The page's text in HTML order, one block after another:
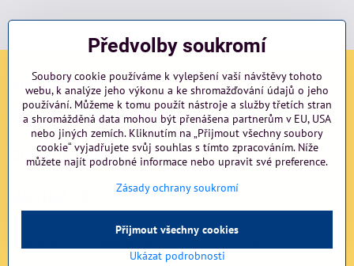
Sociální sítě
Facebook Instagram blog
Důležité odkazy
©2026CopyrightPředvolby soukromíZásady ochrany soukromí
Vytvořeno systémem:ByznysWeb.cz
Předvolby soukromí
Soubory cookie používáme k vylepšení vaší návštěvy tohoto
webu, k analýze jeho výkonu a ke shromažďování údajů o jeho
používání. Můžeme k tomu použít nástroje a služby třetích stran
a shromážděná data mohou být přenášena partnerům v EU, USA
nebo jiných zemích. Kliknutím na „Přijmout všechny soubory
cookie“ vyjadřujete svůj souhlas s tímto zpracováním. Níže
můžete najít podrobné informace nebo upravit své preference.
Zásady ochrany soukromí
Ukázat podrobnosti
Přijmout všechny cookies